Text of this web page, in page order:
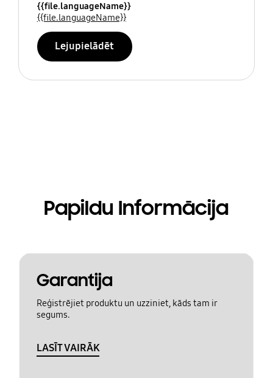
{{file.languageName}}
{{file.languageName}}
Lejupielādēt
Papildu Informācija
Garantija
Reģistrējiet produktu un uzziniet, kāds tam ir
segums.
LASĪT VAIRĀK